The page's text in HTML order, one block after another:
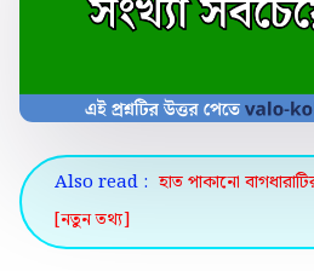
Also read : হাত পাকানো
[নতুন তথ্য]